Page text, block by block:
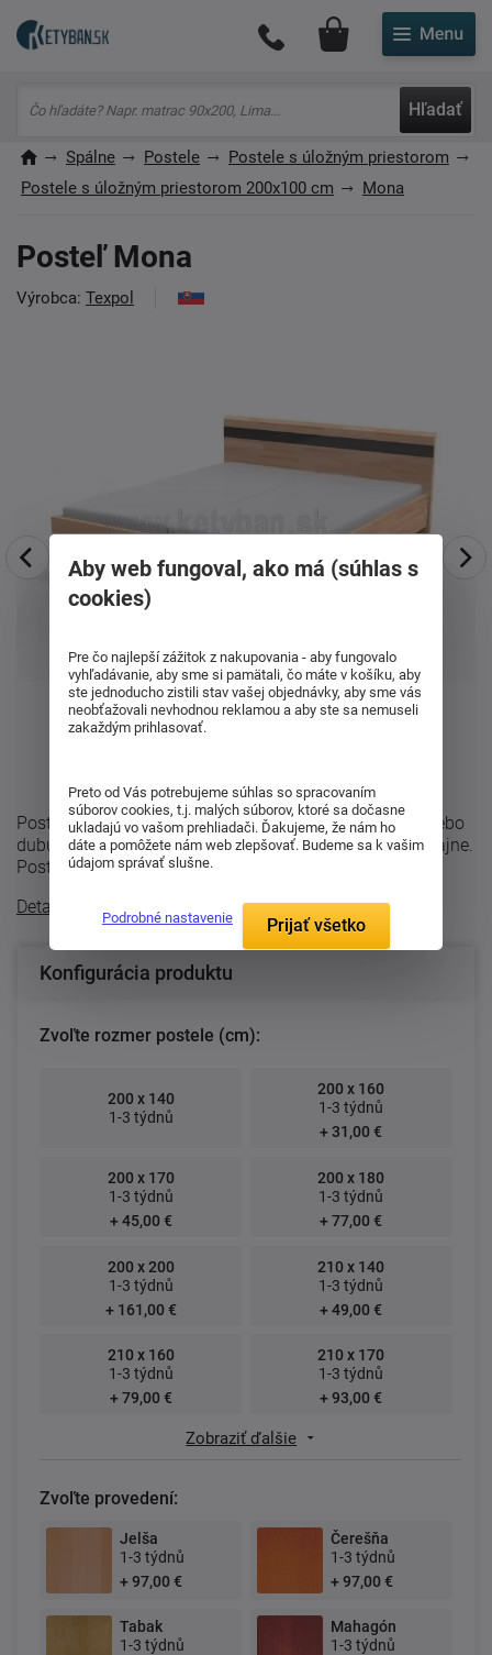
Hľadať
Môj účet
Spálne Postele
Postele s úložným priestorom
Postele s úložným priestorom 200x100 cm
Mona
Posteľ Mona
Výrobca: Texpol
Posteľ Mona s plným čelom . Vyrába sa z buku-cink alebo
dubu so štruktúrou dreva v modernom parketovom dizajne.
Posteľ sa vyrába z bukového ...
Detailný popis
Konfigurácia produktu
Zvoľte rozmer postele (cm):
200 x 140
1-3 týdnů
200 x 160
1-3 týdnů
+ 31,00 €
200 x 170
1-3 týdnů
+ 45,00 €
200 x 180
1-3 týdnů
+ 77,00 €
200 x 200
1-3 týdnů
+ 161,00 €
210 x 140
1-3 týdnů
+ 49,00 €
210 x 160
1-3 týdnů
+ 79,00 €
210 x 170
1-3 týdnů
+ 93,00 €
Zobraziť ďalšie
Zvoľte provedení:
Jelša
1-3 týdnů
+ 97,00 €
Čerešňa
1-3 týdnů
+ 97,00 €
Tabak
1-3 týdnů
Mahagón
1-3 týdnů
Aby web fungoval, ako má (súhlas s
cookies)
Pre čo najlepší zážitok z nakupovania - aby fungovalo
vyhľadávanie, aby sme si pamätali, čo máte v košíku, aby
ste jednoducho zistili stav vašej objednávky, aby sme vás
neobťažovali nevhodnou reklamou a aby ste sa nemuseli
zakaždým prihlasovať.
Preto od Vás potrebujeme súhlas so spracovaním
súborov cookies, t.j. malých súborov, ktoré sa dočasne
ukladajú vo vašom prehliadači. Ďakujeme, že nám ho
dáte a pomôžete nám web zlepšovať. Budeme sa k vašim
údajom správať slušne.
Podrobné nastavenie Prijať všetko